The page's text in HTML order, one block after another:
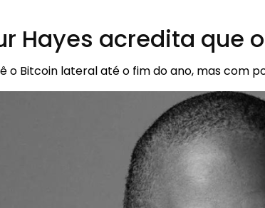
Hayes acredita que
o Bitcoin lateral até o fim do ano, mas com